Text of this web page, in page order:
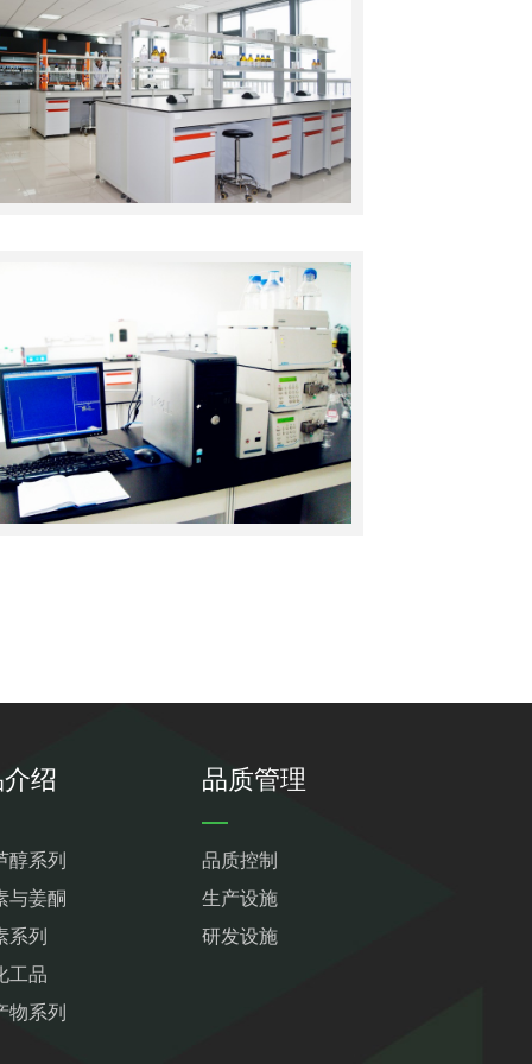
绍
醇系列
与姜酮
系列
工品
物系列
品质管理
品质控制
生产设施
研发设施